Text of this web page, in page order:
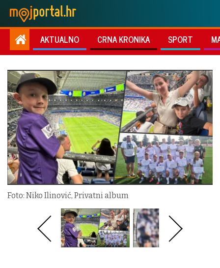
AKTUALNO CRNA KRONIKA SPORT
Foto: Niko Ilinović, Privatni album